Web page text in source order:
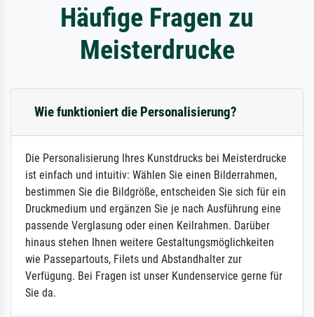
Häufige Fragen zu
Meisterdrucke
Wie funktioniert die Personalisierung?
Die Personalisierung Ihres Kunstdrucks bei Meisterdrucke
ist einfach und intuitiv: Wählen Sie einen Bilderrahmen,
bestimmen Sie die Bildgröße, entscheiden Sie sich für ein
Druckmedium und ergänzen Sie je nach Ausführung eine
passende Verglasung oder einen Keilrahmen. Darüber
hinaus stehen Ihnen weitere Gestaltungsmöglichkeiten
wie Passepartouts, Filets und Abstandhalter zur
Verfügung. Bei Fragen ist unser Kundenservice gerne für
Sie da.